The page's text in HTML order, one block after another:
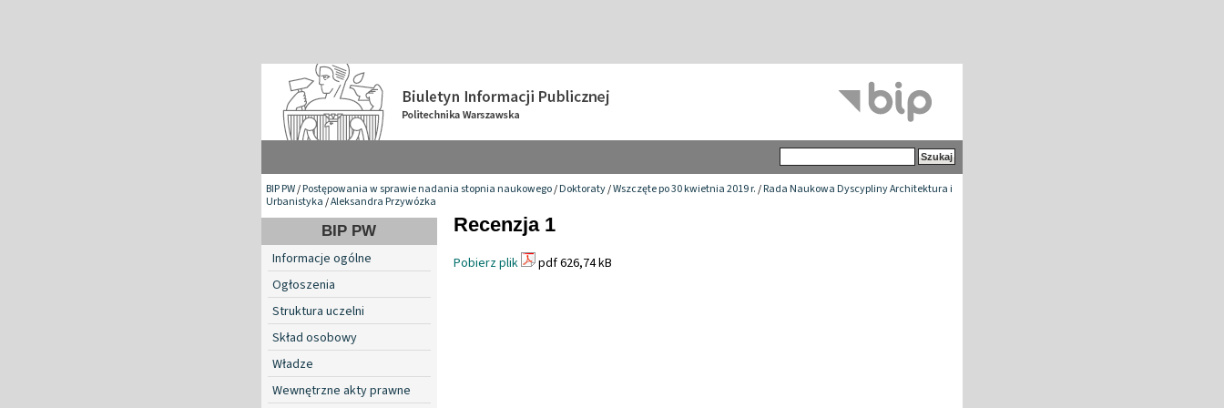
BIP PW/Postępowania w sprawie nadania stopnia naukowego/Doktoraty/Wszczęte po 30 kwietnia 2019 r./Rada Naukowa Dyscypliny Architektura i
Urbanistyka/Aleksandra Przywózka
BIP PW
Informacje ogólne
Ogłoszenia
Struktura uczelni
Skład osobowy
Władze
Wewnętrzne akty prawne
Recenzja 1
Pobierz plik pdf 626,74 kB